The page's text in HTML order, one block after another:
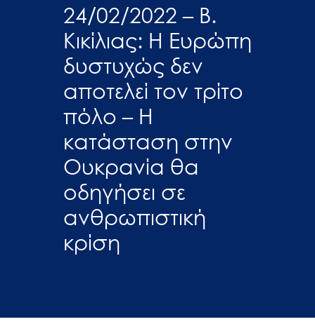
24/02/2022 – Β.
Κικίλιας: Η Ευρώπη
δυστυχώς δεν
αποτελεί τον τρίτο
πόλο – Η
κατάσταση στην
Ουκρανία θα
οδηγήσει σε
ανθρωπιστική
κρίση